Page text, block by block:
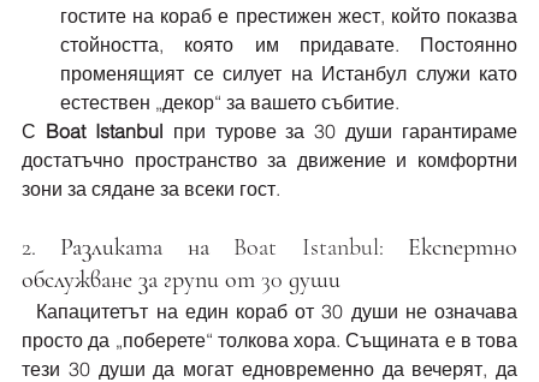
гостите на кораб е престижен жест, който показва
стойността, която им придавате. Постоянно
променящият се силует на Истанбул служи като
естествен „декор“ за вашето събитие.
С Boat Istanbul при турове за 30 души гарантираме
достатъчно пространство за движение и комфортни
зони за сядане за всеки гост.
2. Разликата на Boat Istanbul: Експертно
обслужване за групи от 30 души
просто да „поберете“ толкова хора. Същината е в това
тези 30 души да могат едновременно да вечерят, да